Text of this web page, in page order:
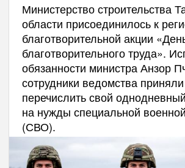
Министерство строительства
области присоединилось к
благотворительной акции
благотворительного труда».
обязанности министра Анзор
сотрудники ведомства
перечислить свой
на нужды специальной
(СВО).